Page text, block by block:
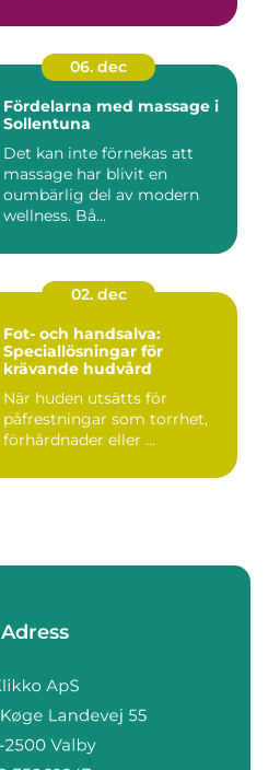
06. dec
Fördelarna med massage i
Sollentuna
Det kan inte förnekas att
massage har blivit en
oumbärlig del av modern
wellness. Bå...
02. dec
Fot- och handsalva:
Speciallösningar för
krävande hudvård
När huden utsätts för
påfrestningar som torrhet,
förhårdnader eller ...
Adress